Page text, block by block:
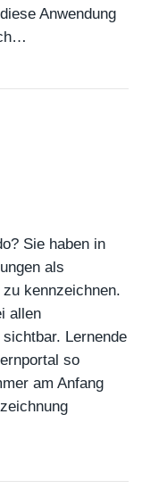
Anwendung
Sie haben in
als
kennzeichnen.
allen
Lernende
so
am Anfang